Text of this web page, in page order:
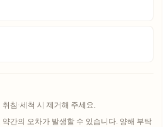
침·세척 시 제거해 주세요.
간의 오차가 발생할 수 있습니다. 양해 부탁